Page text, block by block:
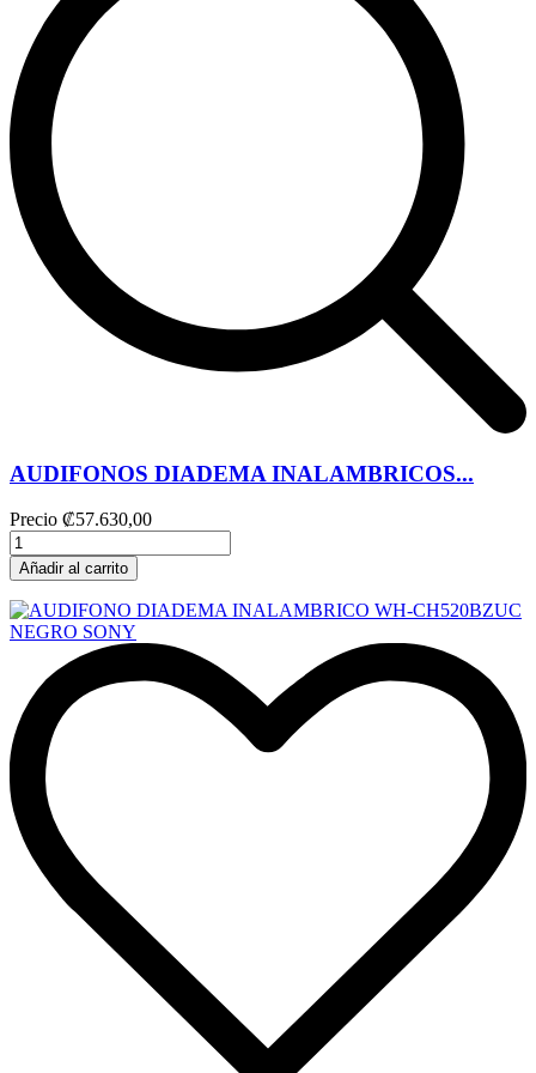
AUDIFONOS DIADEMA INALAMBRICOS...
Precio ₡57.630,00
Añadir al carrito